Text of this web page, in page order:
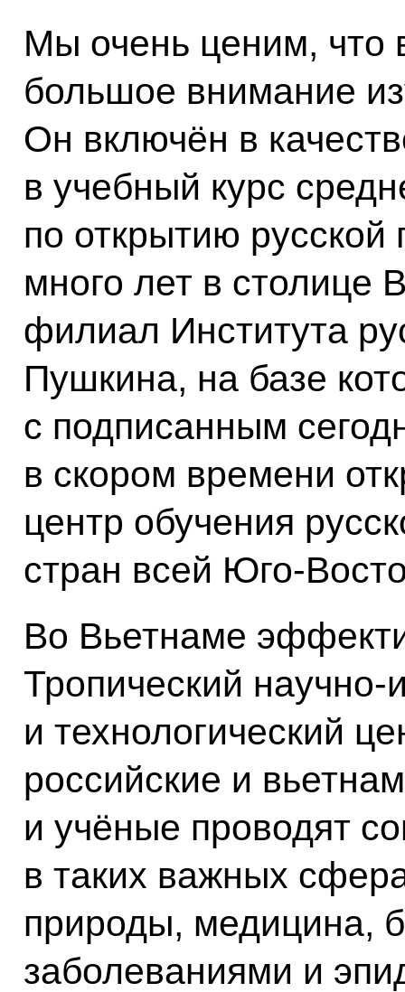
Мы очень ценим, что
большое внимание
Он включён в
в учебный курс
по открытию
много лет в столице
филиал Института
Пушкина, на базе
с подписанным
в скором времени
центр обучения
стран всей Юго-
Во Вьетнаме
Тропический научно-
и технологический
российские и
и учёные проводят
в таких важных
природы, медицина,
заболеваниями и